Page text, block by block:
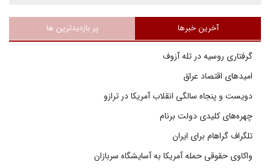
آخرین خبرها پر بازدیدترین ها
گرفتاری روسیه در تله آزوف
امیدهای اقتصاد عراق
دویست و پنجاه سالگی انقلاب آمریکا در ترازو
چهره‌های کلیدی دولت برنام
تلگراف گراهام برای ایران
واکاوی حقوقی حمله آمریکا به آسایشگاه سربازان